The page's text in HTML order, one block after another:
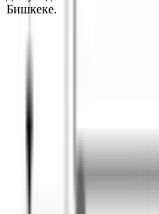
Бишкеке.
О нас
Кухонная техника
Пылесосы
+996 (500) 389-300
Пн-Сб: 10:00 - 19:00 Вс: